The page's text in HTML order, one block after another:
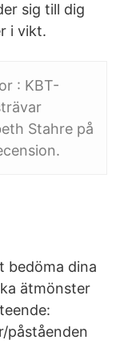
sig till dig
i vikt.
: KBT-
Stahre på
bedöma dina
ätmönster
påståenden